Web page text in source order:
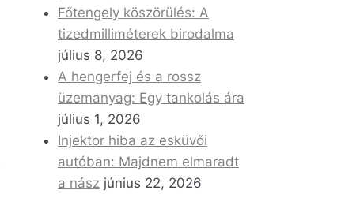
Főtengely köszörülés: A
tizedmilliméterek birodalma
július 8, 2026
A hengerfej és a rossz
üzemanyag: Egy tankolás ára
július 1, 2026
Injektor hiba az esküvői
autóban: Majdnem elmaradt
a nász június 22, 2026